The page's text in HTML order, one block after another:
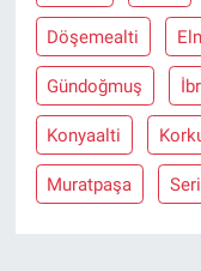
Döşemealti
Gündoğmuş
Konyaalti
Muratpaşa